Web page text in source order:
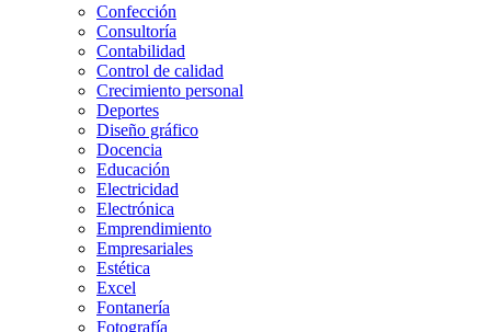
Confección
Consultoría
Contabilidad
Control de calidad
Crecimiento personal
Deportes
Diseño gráfico
Docencia
Educación
Electricidad
Electrónica
Emprendimiento
Empresariales
Estética
Excel
Fontanería
Fotografía